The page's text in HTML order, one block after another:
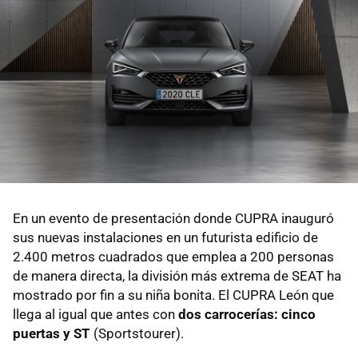
En un evento de presentación donde CUPRA inauguró
sus nuevas instalaciones en un futurista edificio de
2.400 metros cuadrados que emplea a 200 personas
de manera directa, la división más extrema de SEAT ha
mostrado por fin a su niña bonita. El CUPRA León que
llega al igual que antes con dos carrocerías: cinco
puertas y ST (Sportstourer).